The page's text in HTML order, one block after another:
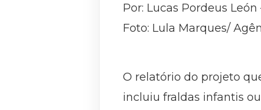
Por: Lucas Pordeus
Foto: Lula Marques/
O relatório do projeto
incluiu fraldas infantis